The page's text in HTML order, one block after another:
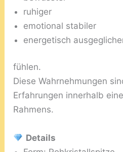
ruhiger
emotional stabiler
energetisch
fühlen.
Diese Wahrnehmungen
Erfahrungen innerhalb
Rahmens.
Details